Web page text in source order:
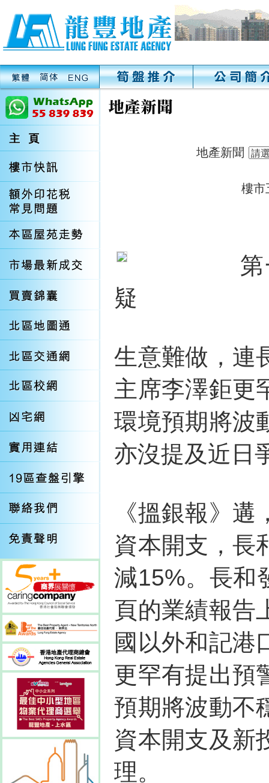
地產新聞
樓市
疑
生意難做，連
主席李澤鉅更
環境預期將波
亦沒提及近日
《搵銀報》
資本開支，長
減15%。長和
頁的業績報告
國以外和記港
更罕有提出預
預期將波動不
資本開支及新
理。